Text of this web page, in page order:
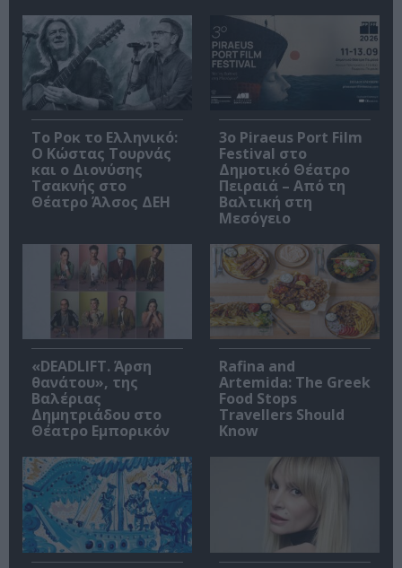
Το Ροκ το Ελληνικό:
Ο Κώστας Τουρνάς
και ο Διονύσης
Τσακνής στο
Θέατρο Άλσος ΔΕΗ
3o Piraeus Port Film
Festival στο
Δημοτικό Θέατρο
Πειραιά – Από τη
Βαλτική στη
Μεσόγειο
«DEADLIFT. Άρση
θανάτου», της
Βαλέριας
Δημητριάδου στο
Θέατρο Εμπορικόν
Rafina and
Artemida: The Greek
Food Stops
Travellers Should
Know